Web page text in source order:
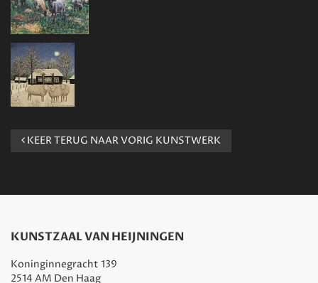
KEER TERUG NAAR VORIG KUNSTWERK
KUNSTZAAL VAN HEIJNINGEN
Koninginnegracht 139
2514 AM Den Haag